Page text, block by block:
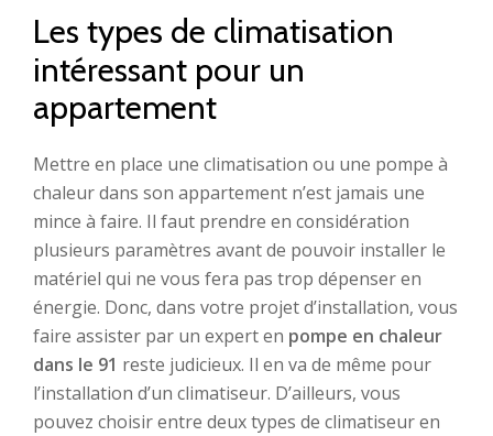
Les types de climatisation
intéressant pour un
appartement
Mettre en place une climatisation ou une pompe à
chaleur dans son appartement n’est jamais une
mince à faire. Il faut prendre en considération
plusieurs paramètres avant de pouvoir installer le
matériel qui ne vous fera pas trop dépenser en
énergie. Donc, dans votre projet d’installation, vous
faire assister par un expert en pompe en chaleur
dans le 91 reste judicieux. Il en va de même pour
l’installation d’un climatiseur. D’ailleurs, vous
pouvez choisir entre deux types de climatiseur en